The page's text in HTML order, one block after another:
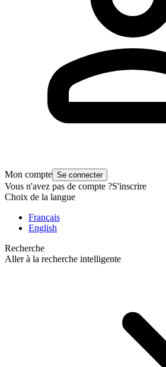
Mon compte Se connecter
Vous n'avez pas de compte ?S'inscrire
Choix de la langue
Français
English
Recherche
Aller à la recherche intelligente